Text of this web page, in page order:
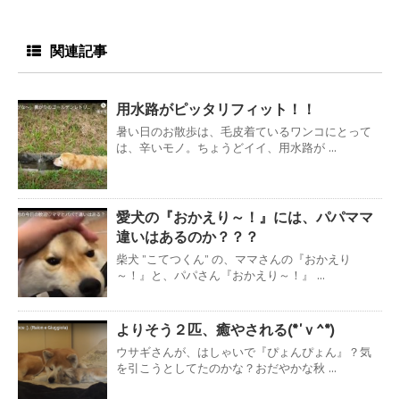
関連記事
用水路がピッタリフィット！！
暑い日のお散歩は、毛皮着ているワンコにとって
は、辛いモノ。ちょうどイイ、用水路が ...
愛犬の『おかえり～！』には、パパママ
違いはあるのか？？？
柴犬 ”こてつくん” の、ママさんの『おかえり
～！』と、パパさん『おかえり～！』 ...
よりそう２匹、癒やされる(*'ｖ^*)
ウサギさんが、はしゃいで『ぴょんぴょん』？気
を引こうとしてたのかな？おだやかな秋 ...